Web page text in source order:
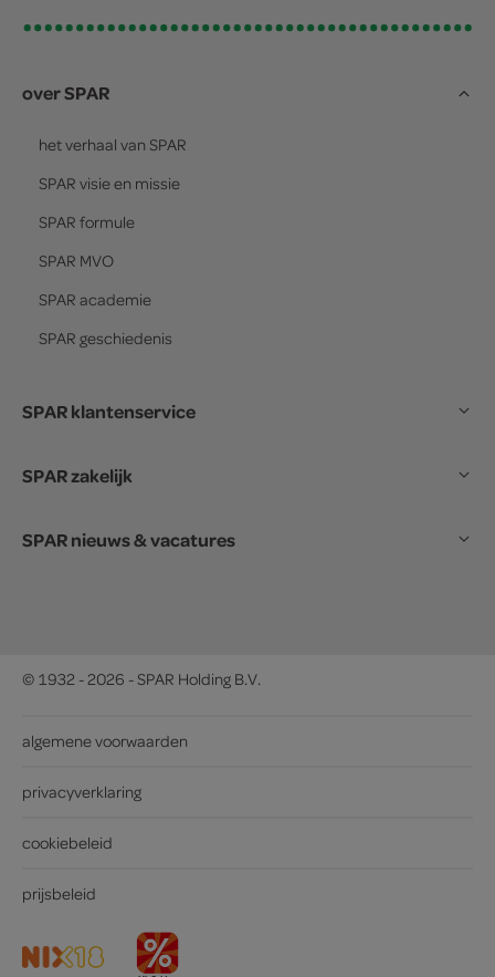
over SPAR
het verhaal van SPAR
SPAR visie en missie
SPAR formule
SPAR MVO
SPAR academie
SPAR geschiedenis
SPAR klantenservice
SPAR zakelijk
SPAR nieuws & vacatures
© 1932 - 2026 - SPAR Holding B.V.
algemene voorwaarden
privacyverklaring
cookiebeleid
prijsbeleid